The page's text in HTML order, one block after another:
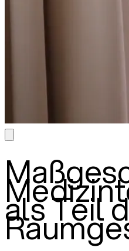
als Teil